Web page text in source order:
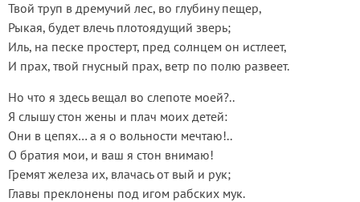
Твой труп в дремучий лес, во глубину пещер,
Рыкая, будет влечь плотоядущий зверь;
Иль, на песке простерт, пред солнцем он истлеет,
И прах, твой гнусный прах, ветр по полю развеет.
Но что я здесь вещал во слепоте моей?..
Я слышу стон жены и плач моих детей:
Они в цепях… а я о вольности мечтаю!..
О братия мои, и ваш я стон внимаю!
Гремят железа их, влачась от вый и рук;
Главы преклонены под игом рабских мук.